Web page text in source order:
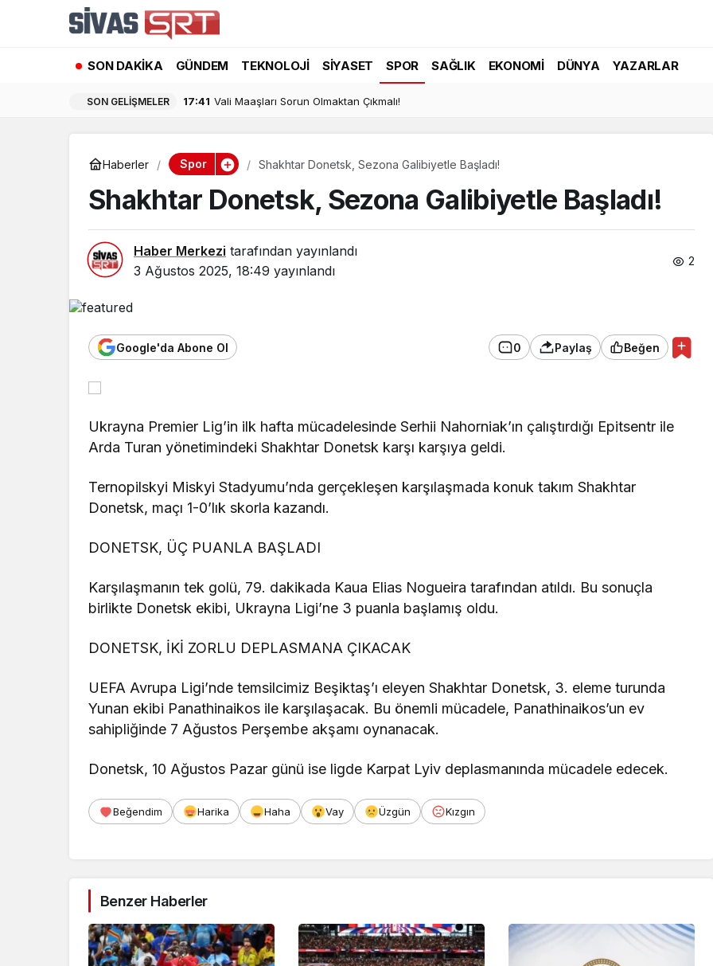
SON DAKIKA GÜNDEM TEKNOLOJI SIYASET SPOR SAĞLIK EKONOMI DÜNYA YAZARLAR
SON GELIŞMELER 17:41 Vali Maaşları Sorun Olmaktan Çıkmalı!
Haberler Spor Shakhtar Donetsk, Sezona Galibiyetle Başladı!
Shakhtar Donetsk, Sezona Galibiyetle Başladı!
Haber Merkezi tarafından yayınlandı
3 Ağustos 2025, 18:49 yayınlandı
2
Google'da Abone Ol 0 Paylaş Beğen
Ukrayna Premier Lig’in ilk hafta mücadelesinde Serhii Nahorniak’ın çalıştırdığı Epitsentr ile
Arda Turan yönetimindeki Shakhtar Donetsk karşı karşıya geldi.
Ternopilskyi Miskyi Stadyumu’nda gerçekleşen karşılaşmada konuk takım Shakhtar
Donetsk, maçı 1-0’lık skorla kazandı.
DONETSK, ÜÇ PUANLA BAŞLADI
Karşılaşmanın tek golü, 79. dakikada Kaua Elias Nogueira tarafından atıldı. Bu sonuçla
birlikte Donetsk ekibi, Ukrayna Ligi’ne 3 puanla başlamış oldu.
DONETSK, İKİ ZORLU DEPLASMANA ÇIKACAK
UEFA Avrupa Ligi’nde temsilcimiz Beşiktaş’ı eleyen Shakhtar Donetsk, 3. eleme turunda
Yunan ekibi Panathinaikos ile karşılaşacak. Bu önemli mücadele, Panathinaikos’un ev
sahipliğinde 7 Ağustos Perşembe akşamı oynanacak.
Donetsk, 10 Ağustos Pazar günü ise ligde Karpat Lyiv deplasmanında mücadele edecek.
Beğendim Harika Haha Vay Üzgün Kızgın
Benzer Haberler
Kuvvetli Yağış ve